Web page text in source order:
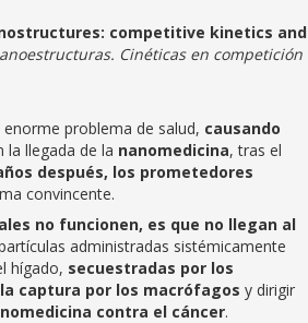
competitive kinetics and
Cinéticas en competición
enorme problema de salud, causando
la llegada de la nanomedicina, tras el
después, los prometedores
convincente.
no funcionen, es que no llegan al
administradas sistémicamente
hígado, secuestradas por los
captura por los macrófagos y dirigir
contra el cáncer.